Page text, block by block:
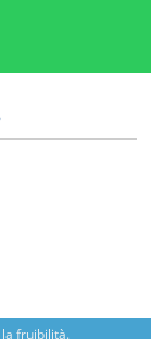
fruibilità.